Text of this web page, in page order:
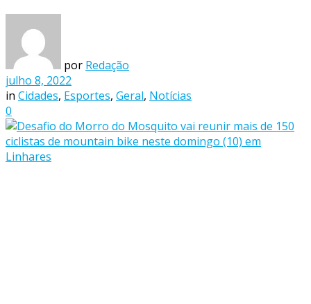
por Redação
julho 8, 2022
in Cidades, Esportes, Geral, Notícias
0